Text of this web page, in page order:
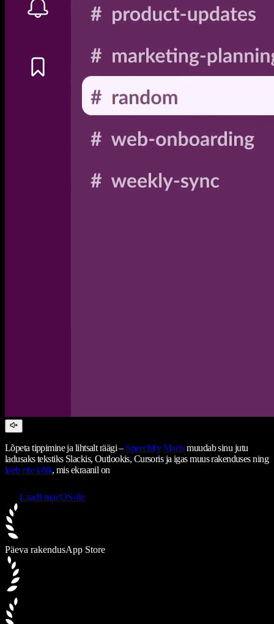
Lõpeta tippimine ja lihtsalt räägi – Speechify Macismuudab sinu jutu
ladusaks tekstiks Slackis, Outlookis, Cursoris ja igas muus rakenduses ning
loeb ette kõik, mis ekraanil on
Laadi macOS-ile
Päeva rakendusApp Store